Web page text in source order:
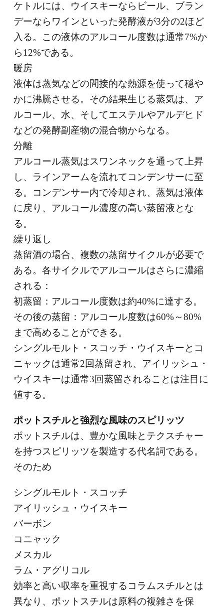
ケトルには、ウイスキーならビール、ブラン
デーならワインといった発酵液が3分の2ほど
入る。この液体のアルコール度数は通常7%か
ら12%である。
暖房
液体は蒸気などの間接的な熱源を使って穏や
かに沸騰させる。その結果生じる蒸気は、ア
ルコール、水、そしてエステルやアルデヒド
などの発酵副産物の混合物からなる。
分離
アルコール蒸気はスワンネックを通って上昇
し、ラインアームを流れてコンデンサーに至
る。コンデンサー内で冷却され、蒸気は液体
に戻り、アルコール濃度の高い蒸留液とな
る。
繰り返し
蒸留酒の場合、複数の蒸留サイクルが必要で
ある。各サイクルでアルコールはさらに濃縮
される：
初蒸留：アルコール度数は約40%に達する。
その後の蒸留：アルコール度数は60%～80%
まで高めることができる。
シングルモルト・スコッチ・ウイスキーとコ
ニャックは通常2回蒸留され、アイリッシュ・
ウイスキーは通常3回蒸留されることは注目に
値する。
ポットスチルと強烈な風味のスピリッツ
ポットスチルは、豊かな風味とテクスチャー
を持つスピリッツを製造する代名詞である。
そのため
シングルモルト・スコッチ
アイリッシュ・ウイスキー
バーボン
コニャック
メスカル
ラム・アグリコル
効率と高い収率を重視するコラムスチルとは
異なり、ポットスチルは原料の複雑さを保